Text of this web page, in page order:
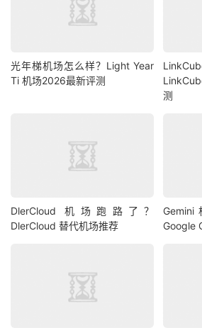
光年梯机场怎么样？Light Year
Ti 机场2026最新评测
测
DlerCloud 机场跑路了？
DlerCloud 替代机场推荐
Gemini
Google